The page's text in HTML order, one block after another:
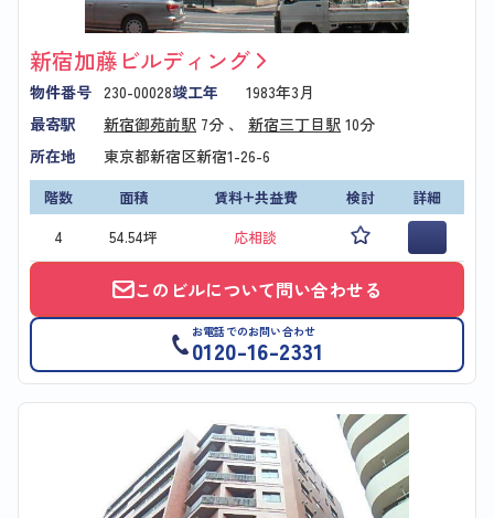
新宿加藤ビルディング
物件番号 230-00028竣工年
1983年3月
最寄駅
新宿御苑前駅 7分 、 新宿三丁目駅 10分
所在地
東京都新宿区新宿1-26-6
階数 面積 賃料+共益費 検討
詳細
4
54.54坪 応相談
このビルについて問い合わせる
お電話でのお問い合わせ
0120-16-2331